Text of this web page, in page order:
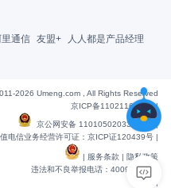
里通信 友盟+
人人都是产品经理
2026 Umeng.com , All Rights Reserved
京ICP备11021163号-6|
京公网安备 11010502033607号
|
电信业务经营许可证：京ICP证120439号 |
| 服务条款 | 隐私政策
违法和不良举报电话：4009901848